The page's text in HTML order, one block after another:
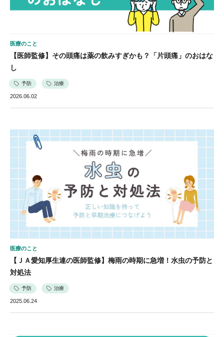
医療のこと
【医師監修】その頭痛は薬の飲みすぎかも？「片頭痛」のおはな
し
予防 治療
2026.06.02
医療のこと
【ＪＡ愛知厚生連の医師監修】梅雨の時期に急増！水虫の予防と
対処法
予防 治療
2025.06.24